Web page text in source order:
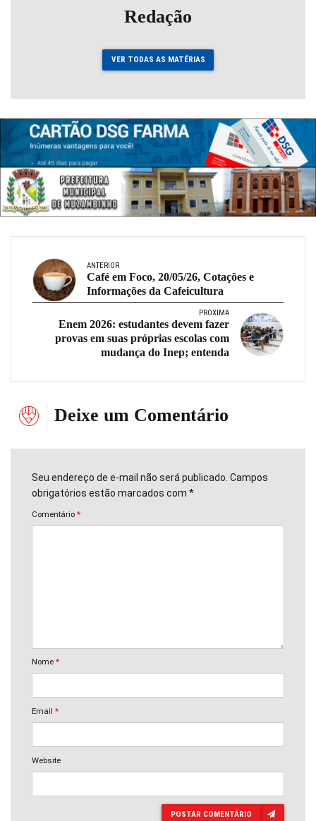
Redação
VER TODAS AS MATÉRIAS
ANTERIOR
Café em Foco, 20/05/26, Cotações e
Informações da Cafeicultura
PRÓXIMA
Enem 2026: estudantes devem fazer
provas em suas próprias escolas com
mudança do Inep; entenda
Deixe um Comentário
Seu endereço de e-mail não será publicado. Campos
obrigatórios estão marcados com *
Comentário *
Nome *
Email *
Website
POSTAR COMENTÁRIO